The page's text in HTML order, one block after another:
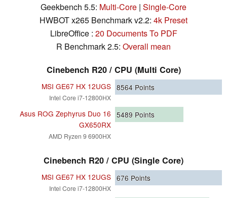
Geekbench 5.5: Multi-Core | Single-Core
HWBOT x265 Benchmark v2.2: 4k Preset
LibreOffice : 20 Documents To PDF
R Benchmark 2.5: Overall mean
Cinebench R20 / CPU (Multi Core)
MSI GE67 HX 12UGS
Intel Core i7-12800HX
8564 Points
Asus ROG Zephyrus Duo 16
GX650RX
AMD Ryzen 9 6900HX
5489 Points
Cinebench R20 / CPU (Single Core)
MSI GE67 HX 12UGS
Intel Core i7-12800HX
676 Points